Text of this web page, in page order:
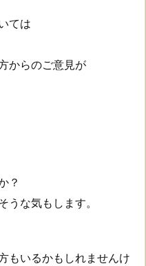
ては
からのご意見が
？
うな気もします。
もいるかもしれませんけ